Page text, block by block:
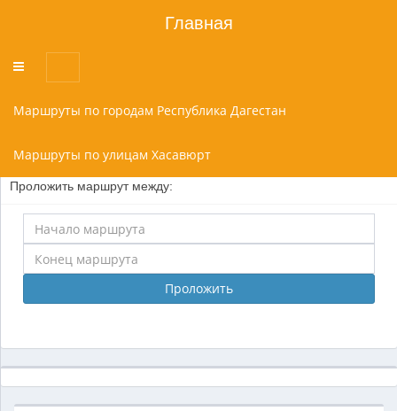
Главная
Переключатель
меню
Маршруты по городам Республика Дагестан
Маршруты по улицам Хасавюрт
Проложить маршрут между:
Проложить